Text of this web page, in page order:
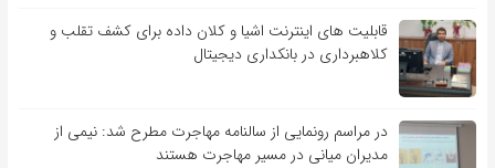
قابلیت ‏های اینترنت اشیا و کلان‏ داده برای کشف تقلب و
کلاهبرداری در بانکداری دیجیتال
در مراسم رونمایی از سالنامه مهاجرت مطرح شد: نیمی از
مدیران میانی در مسیر مهاجرت هستند